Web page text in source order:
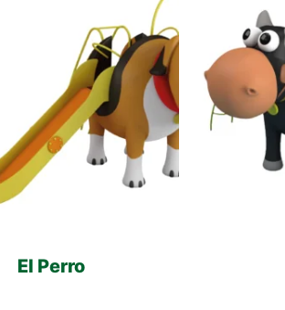
El Perro